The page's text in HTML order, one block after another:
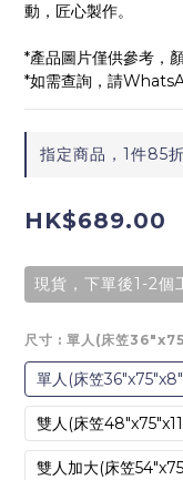
動，匠心製作。
*產品圖片僅供參考，
*如需查詢，請
指定商品，1件85
HK$689.00
現貨，下單後1-2個
尺寸 : 單人(床笠
單人(床笠
雙人(床笠
雙人加大(床笠